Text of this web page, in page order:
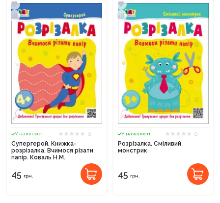
У наявності
0
Супергерой. Книжка-
розрізалка. Вчимося різати
папір. Коваль Н.М.
45 грн.
У наявності
0
Розрізалка. Сміливий
монстрик
45 грн.